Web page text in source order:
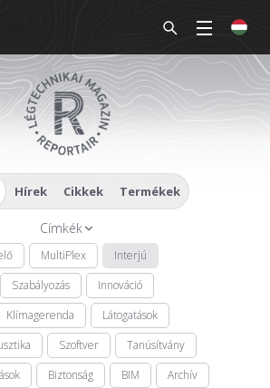
Hírek Cikkek Termékek
Címkék
MultiPlex
Interjú
Szabályozás
Innováció
Klímagerenda
Látogatások
Szoftver
Tanúsítvány
Biztonság BIM Archív